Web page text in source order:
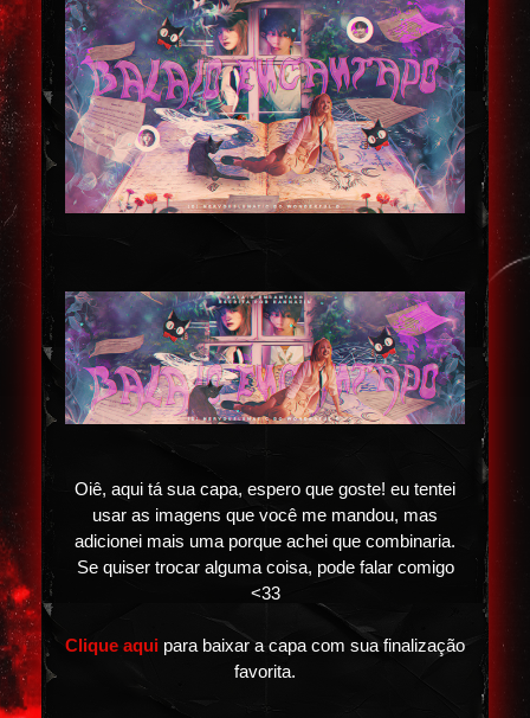
Oiê, aqui tá sua capa, espero que goste! eu tentei
usar as imagens que você me mandou, mas
adicionei mais uma porque achei que combinaria.
Se quiser trocar alguma coisa, pode falar comigo
<33
Clique aqui para baixar a capa com sua finalização
favorita.